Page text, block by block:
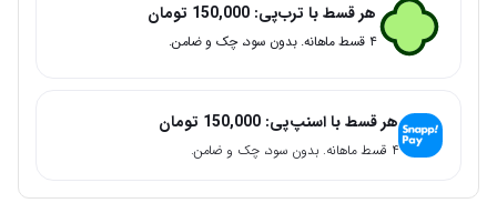
هر قسط با ترب‌پی: 150,000 تومان
۴ قسط ماهانه. بدون سود، چک و ضامن.
هر قسط با اسنپ‌پی: 150,000 تومان
۴ قسط ماهانه. بدون سود، چک و ضامن.